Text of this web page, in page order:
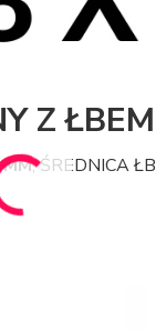
Z
, ŚREDNICA